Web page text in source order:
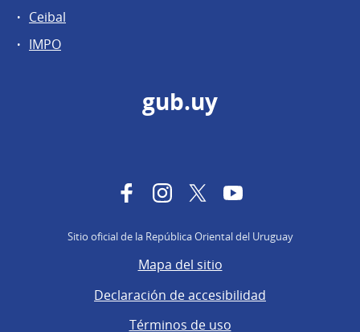
Ceibal
IMPO
gub.uy
FacebookInstagram
TwitterYouTube
Sitio oficial de la República Oriental del Uruguay
Mapa del sitio
Declaración de accesibilidad
Términos de uso